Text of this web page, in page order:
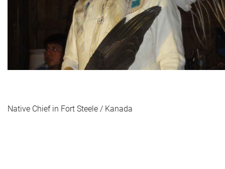
Das war 2013
Das war 2011
Native Chief in Fort Steele / Kanada